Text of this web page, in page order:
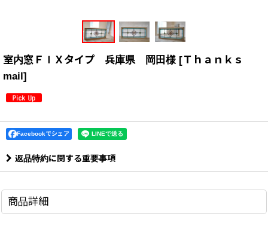
室内窓ＦＩＸタイプ 兵庫県 岡田様 [Ｔｈａｎｋｓ
mail]
Facebookでシェア
返品特約に関する重要事項
商品詳細